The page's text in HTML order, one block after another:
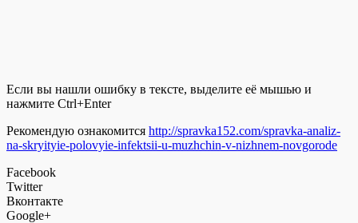
Если вы нашли ошибку в тексте, выделите её мышью и
нажмите Ctrl+Enter
Рекомендую ознакомится http://spravka152.com/spravka-analiz-
na-skryityie-polovyie-infektsii-u-muzhchin-v-nizhnem-novgorode
Facebook
Twitter
Вконтакте
Google+